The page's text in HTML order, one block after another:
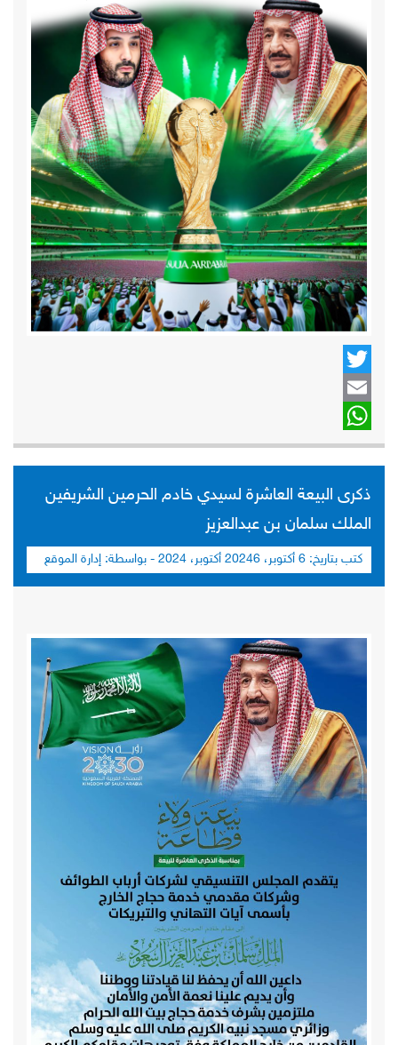
Twitter
Email
WhatsApp
ذكرى البيعة العاشرة لسيدي خادم الحرمين الشريفين
الملك سلمان بن عبدالعزيز
كتب بتاريخ: 6 أكتوبر، 2024 6 أكتوبر، 2024 - بواسطة: إدارة الموقع